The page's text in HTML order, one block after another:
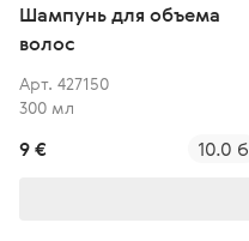
Шампунь для объема
волос
Арт. 427150
300 мл
9 € 10.0 б